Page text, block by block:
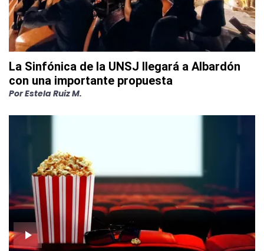
La Sinfónica de la UNSJ llegará a Albardón
con una importante propuesta
PorEstela Ruiz M.